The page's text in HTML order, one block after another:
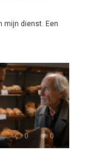
mijn dienst. Een
0 0